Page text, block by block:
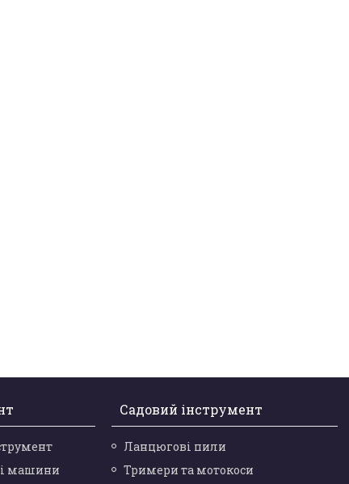
машини
Садовий інструмент
Ланцюгові пили
Тримери та мотокоси